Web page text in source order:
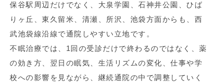
保谷駅周辺だけでなく、大泉学園、石神井公園、ひば
りヶ丘、東久留米、清瀬、所沢、池袋方面からも、西
武池袋線沿線で通院しやすい立地です。
不眠治療では、1回の受診だけで終わるのではなく、薬
の効き方、翌日の眠気、生活リズムの変化、仕事や学
校への影響を見ながら、継続通院の中で調整していく